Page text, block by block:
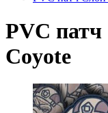
PVC
Coyote